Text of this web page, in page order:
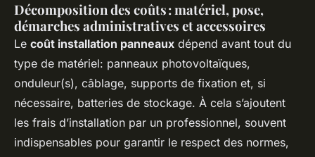
Décomposition des coûts : matériel, pose,
démarches administratives et accessoires
Le coût installation panneaux dépend avant tout du
type de matériel: panneaux photovoltaïques,
onduleur(s), câblage, supports de fixation et, si
nécessaire, batteries de stockage. À cela s’ajoutent
les frais d’installation par un professionnel, souvent
indispensables pour garantir le respect des normes,